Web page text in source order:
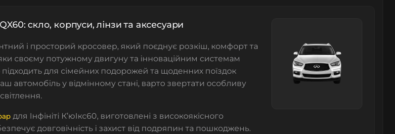
скло, корпуси, лінзи та аксесуари
і просторий кросовер, який поєднує розкіш, комфорт та
своєму потужному двигуну та інноваційним системам
підходить для сімейних подорожей та щоденних поїздок
автомобіль у відмінному стані, варто звертати особливу
для Інфініті К’юІкс60, виготовлені з високоякісного
довговічність і захист від подряпин та пошкоджень.